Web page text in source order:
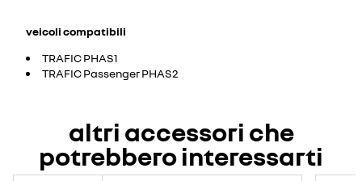
veicoli compatibili
TRAFIC PHAS1
TRAFIC Passenger PHAS2
altri accessori che
potrebbero interessarti